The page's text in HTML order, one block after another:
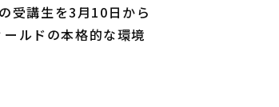
講生を3月10日から
ルドの本格的な環境